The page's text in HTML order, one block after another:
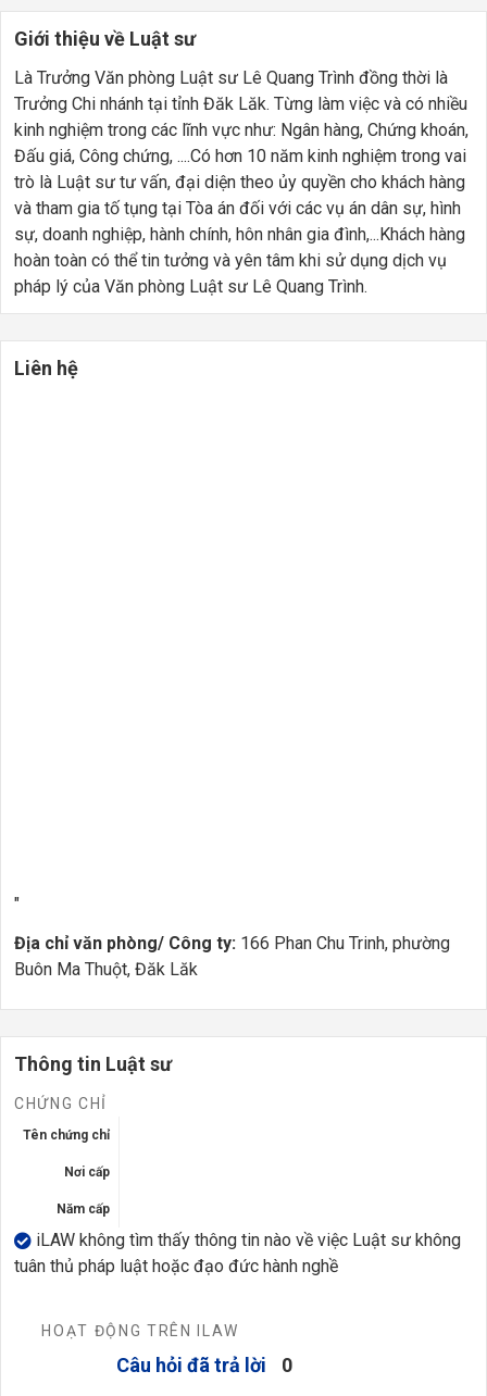
Giới thiệu về Luật sư
Là Trưởng Văn phòng Luật sư Lê Quang Trình đồng thời là
Trưởng Chi nhánh tại tỉnh Đăk Lăk. Từng làm việc và có nhiều
kinh nghiệm trong các lĩnh vực như: Ngân hàng, Chứng khoán,
Đấu giá, Công chứng, ....Có hơn 10 năm kinh nghiệm trong vai
trò là Luật sư tư vấn, đại diện theo ủy quyền cho khách hàng
và tham gia tố tụng tại Tòa án đối với các vụ án dân sự, hình
sự, doanh nghiệp, hành chính, hôn nhân gia đình,...Khách hàng
hoàn toàn có thể tin tưởng và yên tâm khi sử dụng dịch vụ
pháp lý của Văn phòng Luật sư Lê Quang Trình.
Liên hệ
"
Địa chỉ văn phòng/ Công ty: 166 Phan Chu Trinh, phường
Buôn Ma Thuột, Đăk Lăk
Thông tin Luật sư
CHỨNG CHỈ
Tên chứng chỉ
Nơi cấp
Năm cấp
iLAW không tìm thấy thông tin nào về việc Luật sư không
tuân thủ pháp luật hoặc đạo đức hành nghề
HOẠT ĐỘNG TRÊN ILAW
Câu hỏi đã trả lời 0